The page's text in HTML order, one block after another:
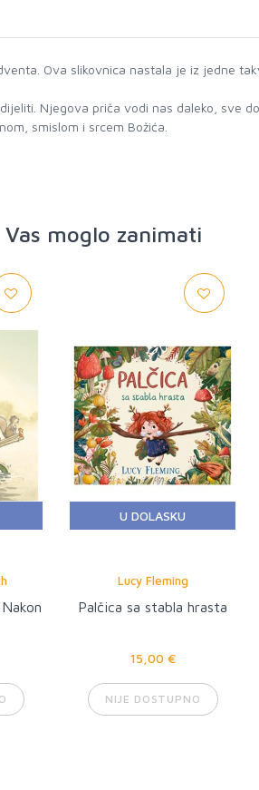
Ova slikovnica nastala je iz jedne
Njegova priča vodi nas daleko, sve
smislom i srcem Božića.
Vas moglo zanimati
U DOLASKU
Lucy Fleming
Palčica sa stabla hrasta
15,00 €
NIJE DOSTUPNO